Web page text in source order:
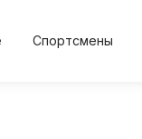
Спортсмены